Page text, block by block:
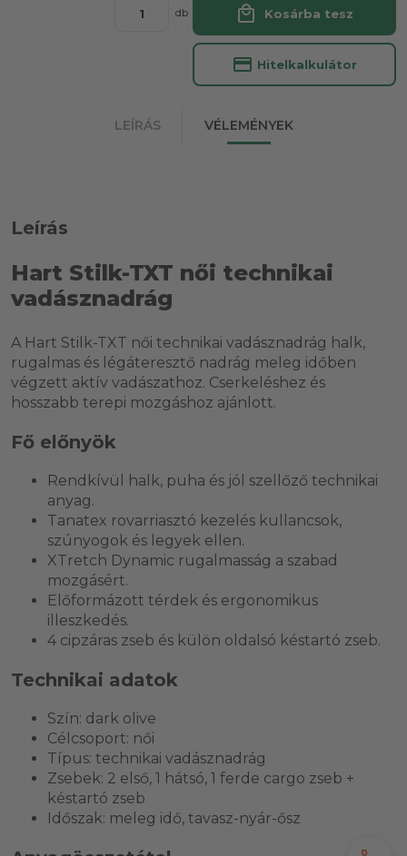
db local_mall Kosárba tesz
credit_card Hitelkalkulátor
LEÍRÁS VÉLEMÉNYEK
Leírás
Hart Stilk-TXT női technikai
vadásznadrág
A Hart Stilk-TXT női technikai vadásznadrág halk,
rugalmas és légáteresztő nadrág meleg időben
végzett aktív vadászathoz. Cserkeléshez és
hosszabb terepi mozgáshoz ajánlott.
Fő előnyök
Rendkívül halk, puha és jól szellőző technikai
anyag.
Tanatex rovarriasztó kezelés kullancsok,
szúnyogok és legyek ellen.
XTretch Dynamic rugalmasság a szabad
mozgásért.
Előformázott térdek és ergonomikus
illeszkedés.
4 cipzáras zseb és külön oldalsó késtartó zseb.
Technikai adatok
Szín: dark olive
Célcsoport: női
Típus: technikai vadásznadrág
Zsebek: 2 első, 1 hátsó, 1 ferde cargo zseb +
késtartó zseb
Időszak: meleg idő, tavasz-nyár-ősz